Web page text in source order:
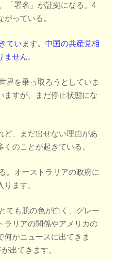
「署名」が証拠になる。4
っている。
ています。中国の共産党相
せん。
界を乗っ取ろうとしていま
ますが、まだ停止状態にな
ど、まだ出せない理由があ
のことが起きている。
。オーストラリアの政府に
ます。
ても肌の色が白く、グレー
ラリアの関係やアメリカの
何かニュースに出てきま
出てきます。